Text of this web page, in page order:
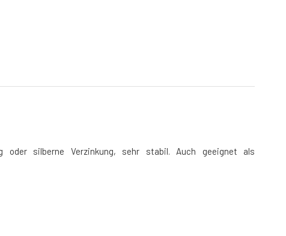
oder silberne Verzinkung, sehr stabil. Auch geeignet als